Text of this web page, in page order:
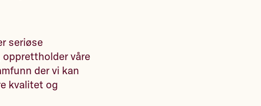
seriøse
våre
der vi kan
kvalitet og